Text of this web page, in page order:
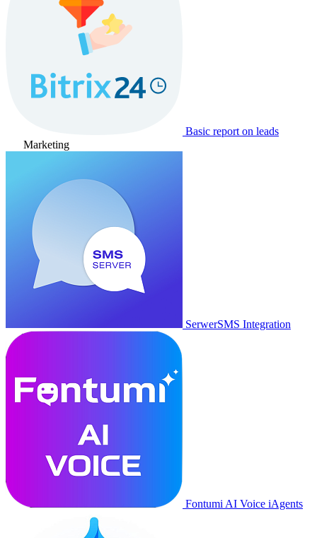
Basic report on leads
Marketing
SerwerSMS Integration
Fontumi AI Voice iAgents